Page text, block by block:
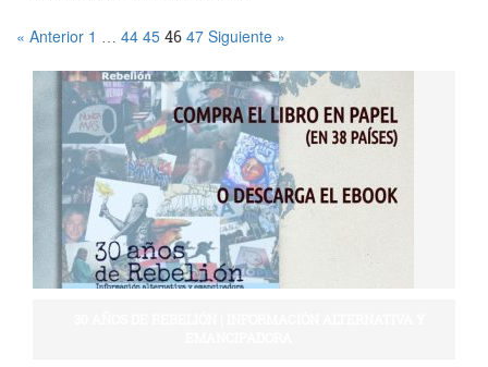
« Anterior 1 44 45 46 47 Siguiente »